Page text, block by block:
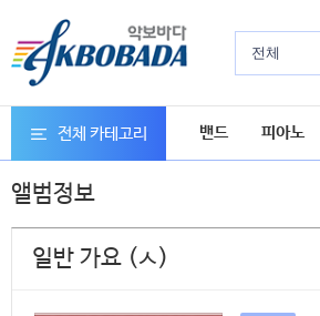
전체
전체 카테고리 밴드 피아노
앨범정보
일반 가요 (ㅅ)